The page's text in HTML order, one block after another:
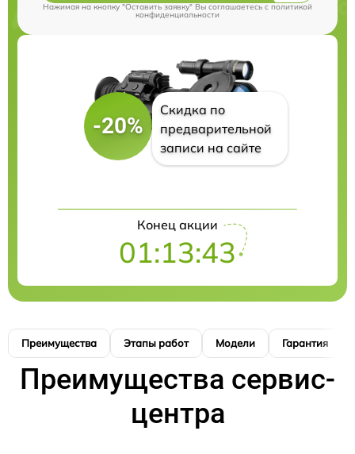
Нажимая на кнопку "Оставить заявку" Вы соглашаетесь cполитикой
конфиденциальности
-20%
Скидка по
предварительной
записи на сайте
Конец акции
01:13:42
Преимущества Этапы работ Модели Гарантия
Преимущества сервис-
центра